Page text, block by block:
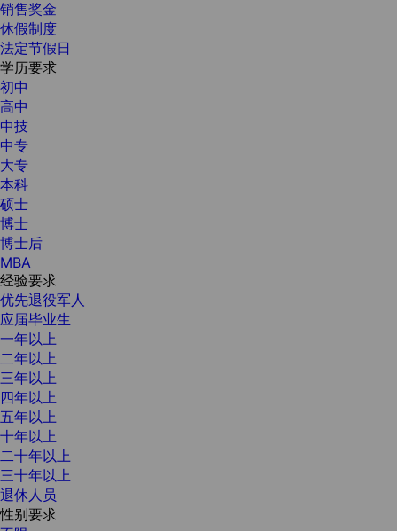
销售奖金
休假制度
法定节假日
学历要求
初中
高中
中技
中专
大专
本科
硕士
博士
博士后
MBA
经验要求
优先退役军人
应届毕业生
一年以上
二年以上
三年以上
四年以上
五年以上
十年以上
二十年以上
三十年以上
退休人员
性别要求